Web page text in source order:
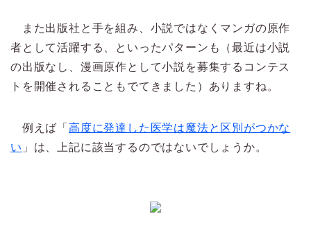
また出版社と手を組み、小説ではなくマンガの原作
者として活躍する、といったパターンも（最近は小説
の出版なし、漫画原作として小説を募集するコンテス
トを開催されることもでてきました）ありますね。
例えば「 高度に発達した医学は魔法と区別がつかな
い 」は、上記に該当するのではないでしょうか。